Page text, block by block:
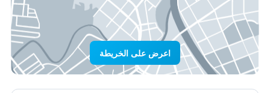
اعرض على الخريطة